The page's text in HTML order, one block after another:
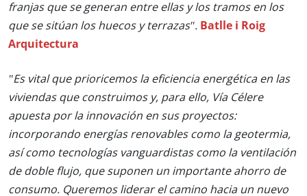
franjas que se generan entre ellas y los tramos en los
que se sitúan los huecos y terrazas". Batlle i Roig
Arquitectura
"Es vital que prioricemos la eficiencia energética en las
viviendas que construimos y, para ello, Vía Célere
apuesta por la innovación en sus proyectos:
incorporando energías renovables como la geotermia,
así como tecnologías vanguardistas como la ventilación
de doble flujo, que suponen un importante ahorro de
consumo. Queremos liderar el camino hacia un nuevo